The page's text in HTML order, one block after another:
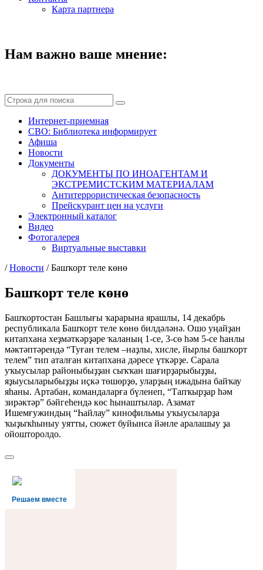
Карта партнера
Нам важно ваше мнение:
Интернет-приемная
СВО: Библиотека информирует
Афиша
Новости
Документы
ДОКУМЕНТЫ ПО ИНОАГЕНТАМ И
ЭКСТРЕМИСТСКИМ МАТЕРИАЛАМ
Антитеррористическая безопасность
Прейскурант цен на услуги
Электронный каталог
Видео
Фотогалерея
Виртуальные выставки
/Новости /Башҡорт теле көнө
Башҡорт теле көнө
Башҡортостан Башлығы ҡарарына ярашлы, 14 декабрь
республикала Башҡорт теле көнө билдәләнә. Ошо уңайҙан
китапхана хеҙмәткәрҙәре ҡаланың 1-се, 3-сө һәм 5-се һанлы
мәктәптәрендә “Туған телем –наҙлы, хисле, йырлы башҡорт
телем” тип аталған китапхана дәресе үткәрҙе. Сарала
уҡыусылар районыбыҙҙан сыҡҡан шағирҙарыбыҙҙы,
яҙыусыларыбыҙҙы иҫкә төшөрҙө, уларҙың ижадына байҡау
яһаны. Артабан, командаларға бүленеп, “Тапҡырҙар һәм
зирәктәр” бәйгеһендә көс һынаштылар. Азамат
Ишемғужиндың “Һайлау” кинофильмы уҡыусыларҙа
ҡыҙыҡһыныу уятты, сюжет буйынса йәнле аралашыу ҙа
ойошторолдо.
Решаем вместе